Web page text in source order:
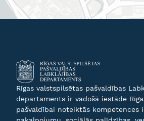
Rīgas valstspilsētas pašvaldības
departaments ir vadošā iestāde
pašvaldībai noteiktās kompetences